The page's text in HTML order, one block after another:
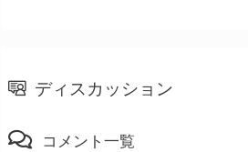
ディスカッション
コメント一覧